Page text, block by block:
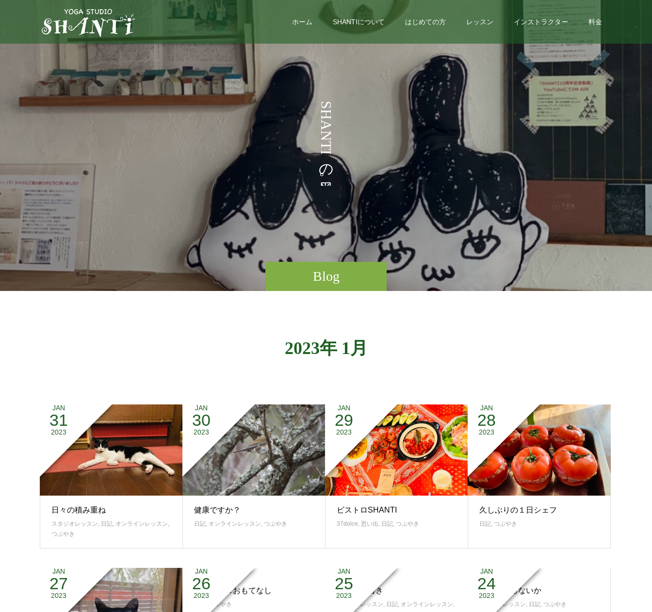
ホーム SHANTIについて はじめての方 レッスン インストラクター 料金
Blog
S
H
A
N
T
I
の
。
う
2023年 1月
JAN
31
2023
日々の積み重ね
スタジオレッスン, 日記, オンラインレッスン,
つぶやき
JAN
30
2023
健康ですか？
日記, オンラインレッスン, つぶやき
JAN
29
2023
ビストロSHANTI
37dolce, 思い出 , 日記, つぶやき
JAN
28
2023
久しぶりの１日シェフ
日記, つぶやき
JAN
27
2023
JAN
26
2023
愛情表現＆おもてなし
つぶやき
JAN
25
2023
クセの上書き
スタジオレッスン, 日記, オンラインレッスン,
JAN
24
2023
やるかやらないか
スタジオレッスン, 日記, つぶやき